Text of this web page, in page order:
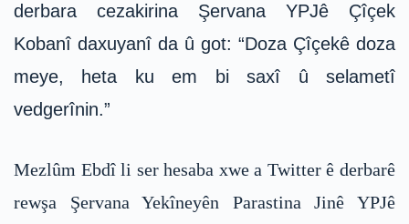
derbara cezakirina Şervana YPJê Çîçek
Kobanî daxuyanî da û got: “Doza Çîçekê doza
meye, heta ku em bi saxî û selametî
vedgerînin.”
Mezlûm Ebdî li ser hesaba xwe a Twitter ê derbarê
rewşa Şervana Yekîneyên Parastina Jinê YPJê